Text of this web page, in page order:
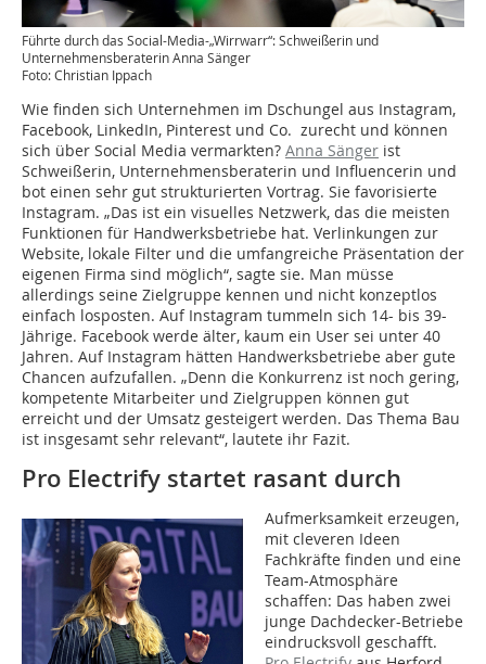
Führte durch das Social-Media-„Wirrwarr“: Schweißerin und
Unternehmensberaterin Anna Sänger
Foto: Christian Ippach
Wie finden sich Unternehmen im Dschungel aus Instagram,
Facebook, LinkedIn, Pinterest und Co. zurecht und können
sich über Social Media vermarkten? Anna Sänger ist
Schweißerin, Unternehmensberaterin und Influencerin und
bot einen sehr gut strukturierten Vortrag. Sie favorisierte
Instagram. „Das ist ein visuelles Netzwerk, das die meisten
Funktionen für Handwerksbetriebe hat. Verlinkungen zur
Website, lokale Filter und die umfangreiche Präsentation der
eigenen Firma sind möglich“, sagte sie. Man müsse
allerdings seine Zielgruppe kennen und nicht konzeptlos
einfach losposten. Auf Instagram tummeln sich 14- bis 39-
Jährige. Facebook werde älter, kaum ein User sei unter 40
Jahren. Auf Instagram hätten Handwerksbetriebe aber gute
Chancen aufzufallen. „Denn die Konkurrenz ist noch gering,
kompetente Mitarbeiter und Zielgruppen können gut
erreicht und der Umsatz gesteigert werden. Das Thema Bau
ist insgesamt sehr relevant“, lautete ihr Fazit.
Pro Electrify startet rasant durch
Aufmerksamkeit erzeugen,
mit cleveren Ideen
Fachkräfte finden und eine
Team-Atmosphäre
schaffen: Das haben zwei
junge Dachdecker-Betriebe
eindrucksvoll geschafft.